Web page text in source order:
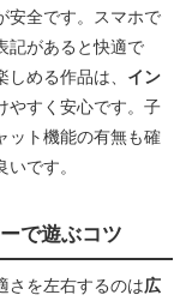
安全です。スマホで
記があると快適で
める作品は、 イン
やすく安心です。子
ット機能の有無も確
です。
で遊ぶコツ
さを左右するのは広